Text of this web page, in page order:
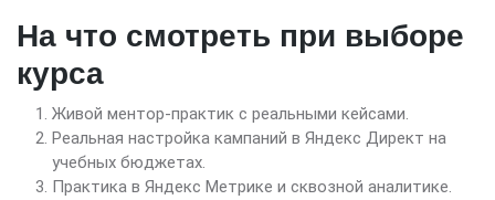
На что смотреть при выборе
курса
Живой ментор-практик с реальными кейсами.
Реальная настройка кампаний в Яндекс Директ на
учебных бюджетах.
Практика в Яндекс Метрике и сквозной аналитике.